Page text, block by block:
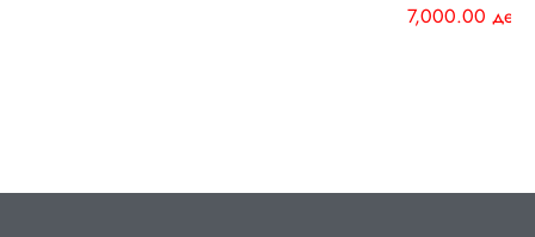
7,000.00 ден